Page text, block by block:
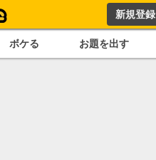
新規登録
ボケる お題を出す